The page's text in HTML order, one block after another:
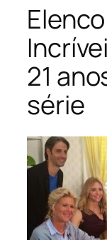
21
série